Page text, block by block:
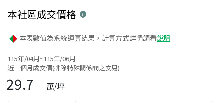
本社區成交價格
本表數值為系統運算結果，計算方式詳情請看說明
115年/04月~115年/06月
近三個月成交價(排除特殊關係間之交易)
29.7 萬/坪